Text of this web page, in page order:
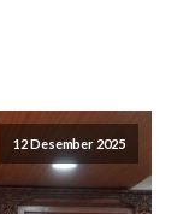
12 Desember 2025